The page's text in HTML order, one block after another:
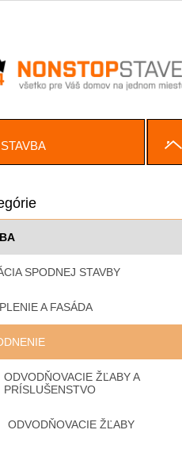
STAVBA
SPODNEJ STAVBY
A FASÁDA
ODVODŇOVACIE ŽĽABY A
PRÍSLUŠENSTVO
ODVODŇOVACIE ŽĽABY